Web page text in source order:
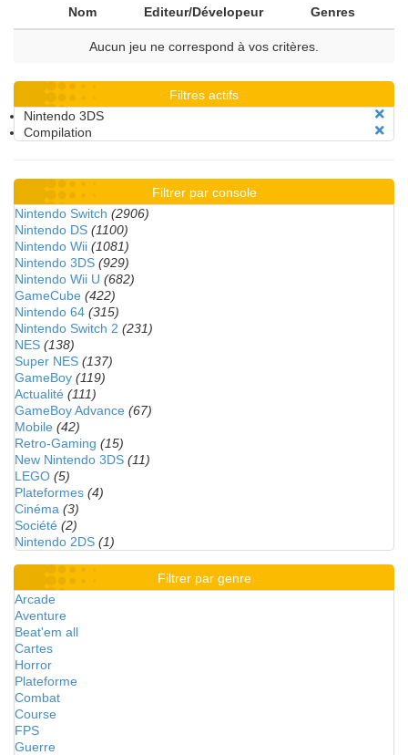
Nom Editeur/Dévelopeur Genres
Aucun jeu ne correspond à vos critères.
Filtres actifs
Nintendo 3DS
Compilation
Filtrer par console
Nintendo Switch (2906)
Nintendo DS (1100)
Nintendo Wii (1081)
Nintendo 3DS (929)
Nintendo Wii U (682)
GameCube (422)
Nintendo 64 (315)
Nintendo Switch 2 (231)
NES (138)
Super NES (137)
GameBoy (119)
Actualité (111)
GameBoy Advance (67)
Mobile (42)
Retro-Gaming (15)
New Nintendo 3DS (11)
LEGO (5)
Plateformes (4)
Cinéma (3)
Société (2)
Nintendo 2DS (1)
Filtrer par genre
Arcade
Aventure
Beat'em all
Cartes
Horror
Plateforme
Combat
Course
FPS
Guerre